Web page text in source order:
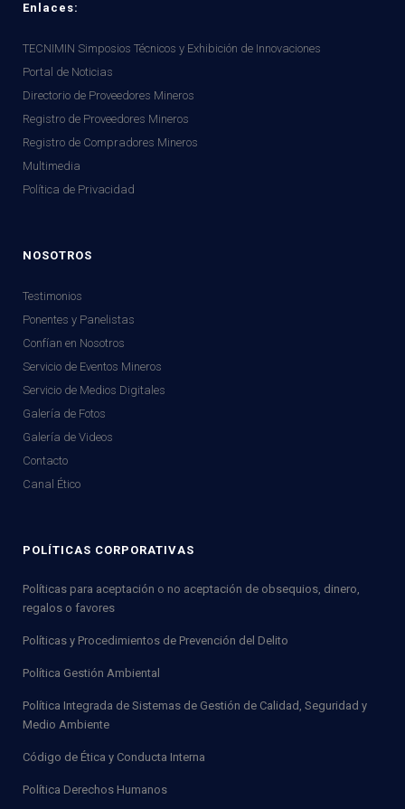
Enlaces:
TECNIMIN Simposios Técnicos y Exhibición de Innovaciones
Portal de Noticias
Directorio de Proveedores Mineros
Registro de Proveedores Mineros
Registro de Compradores Mineros
Multimedia
Política de Privacidad
NOSOTROS
Testimonios
Ponentes y Panelistas
Confían en Nosotros
Servicio de Eventos Mineros
Servicio de Medios Digitales
Galería de Fotos
Galería de Videos
Contacto
Canal Ético
POLÍTICAS CORPORATIVAS
Políticas para aceptación o no aceptación de obsequios, dinero,
regalos o favores
Políticas y Procedimientos de Prevención del Delito
Política Gestión Ambiental
Política Integrada de Sistemas de Gestión de Calidad, Seguridad y
Medio Ambiente
Código de Ética y Conducta Interna
Política Derechos Humanos